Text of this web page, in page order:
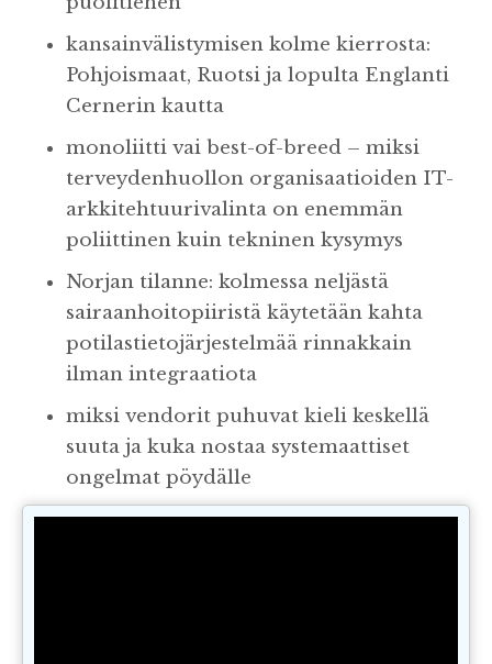
kansainvälistymisen kolme kierrosta:
Pohjoismaat, Ruotsi ja lopulta Englanti
Cernerin kautta
monoliitti vai best-of-breed – miksi
terveydenhuollon organisaatioiden IT-
arkkitehtuurivalinta on enemmän
poliittinen kuin tekninen kysymys
Norjan tilanne: kolmessa neljästä
sairaanhoitopiiristä käytetään kahta
potilastietojärjestelmää rinnakkain
ilman integraatiota
miksi vendorit puhuvat kieli keskellä
suuta ja kuka nostaa systemaattiset
ongelmat pöydälle